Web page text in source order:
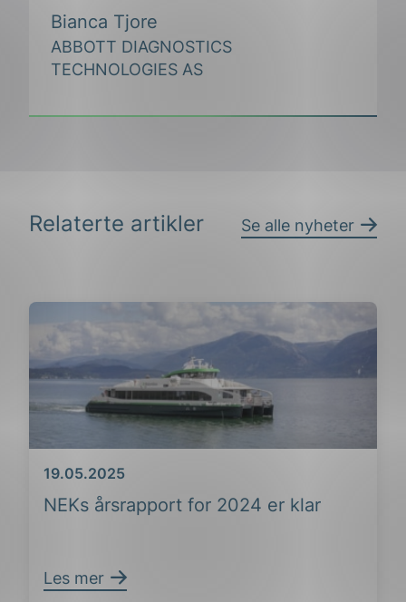
Bianca Tjore
ABBOTT DIAGNOSTICS
TECHNOLOGIES AS
Relaterte artikler Se alle nyheter
NEKs årsrapport for 2024 er klar
Dato
19.05.2025
Les mer